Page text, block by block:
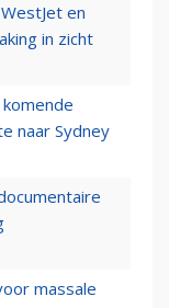
en
in zicht
naar Sydney
massale